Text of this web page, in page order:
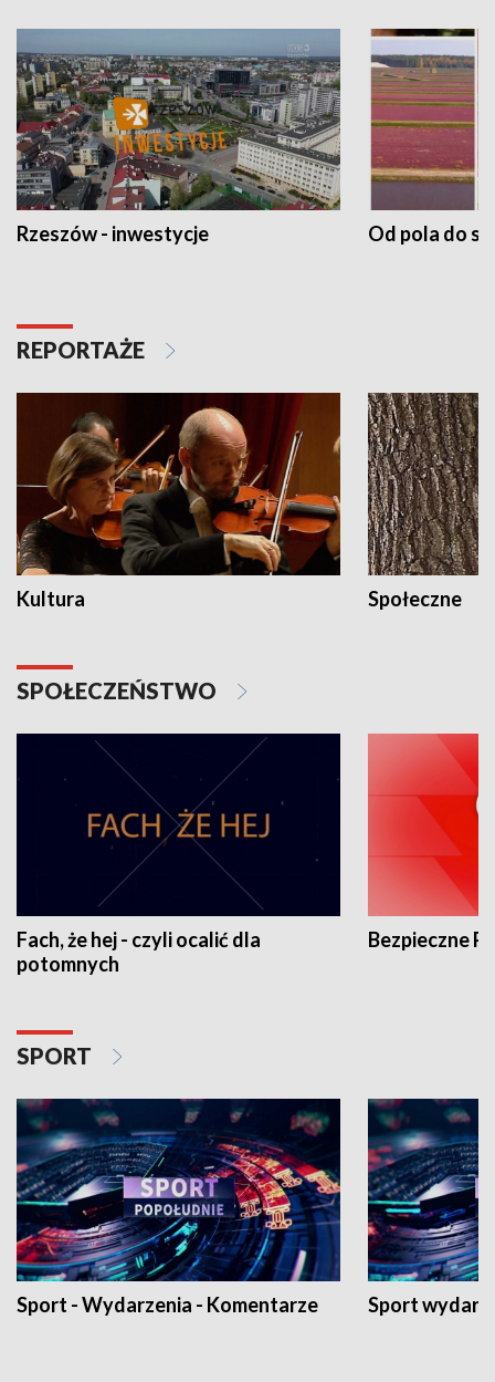
Rzeszów - inwestycje Od pola do
REPORTAŻE
Kultura Społeczne
SPOŁECZEŃSTWO
Fach, że hej - czyli ocalić dla
potomnych
Bezpieczne
SPORT
Sport - Wydarzenia - Komentarze Sport